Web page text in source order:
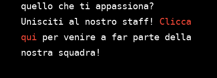
quello che ti appassiona?
Unisciti al nostro staff! Clicca
qui per venire a far parte della
nostra squadra!